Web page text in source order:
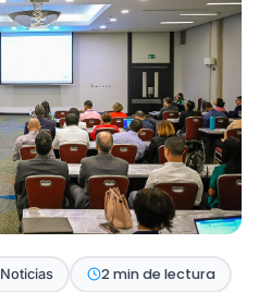
Noticias 2 min de lectura